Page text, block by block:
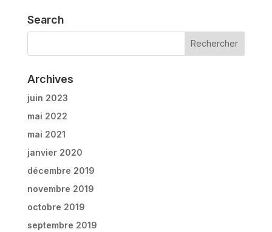
Search
Archives
juin 2023
mai 2022
mai 2021
janvier 2020
décembre 2019
novembre 2019
octobre 2019
septembre 2019